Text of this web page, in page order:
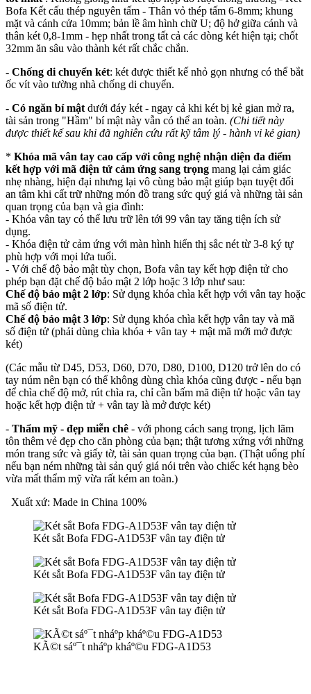
Bofa Kết cấu thép nguyên tấm - Thân vỏ thép tấm 6-8mm; khung
mặt và cánh cửa 10mm; bản lề âm hình chữ U; độ hở giữa cánh và
thân két 0,8-1mm - hẹp nhất trong tất cả các dòng két hiện tại; chốt
32mm ăn sâu vào thành két rất chắc chắn.
- Chống di chuyển két: két được thiết kế nhỏ gọn nhưng có thể bắt
ốc vít vào tường nhà chống di chuyển.
- Có ngăn bí mật dưới đáy két - ngay cả khi két bị kẻ gian mở ra,
tài sản trong "Hầm" bí mật này vẫn có thể an toàn. (Chi tiết này
được thiết kế sau khi đã nghiên cứu rất kỹ tâm lý - hành vi kẻ gian)
* Khóa mã vân tay cao cấp với công nghệ nhận diện đa điểm
kết hợp với mã điện tử cảm ứng sang trọng mang lại cảm giác
nhẹ nhàng, hiện đại nhưng lại vô cùng bảo mật giúp bạn tuyệt đối
an tâm khi cất trữ những món đồ trang sức quý giá và những tài sản
quan trọng của bạn và gia đình:
- Khóa vân tay có thể lưu trữ lên tới 99 vân tay tăng tiện ích sử
dụng.
- Khóa điện tử cảm ứng với màn hình hiển thị sắc nét từ 3-8 ký tự
phù hợp với mọi lứa tuổi.
- Với chế độ bảo mật tùy chọn, Bofa vân tay kết hợp điện tử cho
phép bạn đặt chế độ bảo mật 2 lớp hoặc 3 lớp như sau:
Chế độ bảo mật 2 lớp: Sử dụng khóa chìa kết hợp với vân tay hoặc
mã số điện tử.
Chế độ bảo mật 3 lớp: Sử dụng khóa chìa kết hợp vân tay và mã
số điện tử (phải dùng chìa khóa + vân tay + mật mã mới mở được
két)
(Các mẫu từ D45, D53, D60, D70, D80, D100, D120 trở lên do có
tay núm nên bạn có thể không dùng chìa khóa cũng được - nếu bạn
để chìa chế độ mở, rút chìa ra, chỉ cần bấm mã điện tử hoặc vân tay
hoặc kết hợp điện tử + vân tay là mở được két)
- Thẩm mỹ - đẹp miễn chê - với phong cách sang trọng, lịch lãm
tôn thêm vẻ đẹp cho căn phòng của bạn; thật tương xứng với những
món trang sức và giấy tờ, tài sản quan trọng của bạn. (Thật uổng phí
nếu bạn ném những tài sản quý giá nói trên vào chiếc két hạng bèo
vừa mất thẩm mỹ vừa rất kém an toàn.)
Xuất xứ: Made in China 100%
Két sắt Bofa FDG-A1D53F vân tay điện tử
Két sắt Bofa FDG-A1D53F vân tay điện tử
Két sắt Bofa FDG-A1D53F vân tay điện tử
KÃ©t sáº¯t nháº­p kháº©u FDG-A1D53